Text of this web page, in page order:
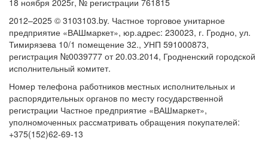
18 ноября 2025г, № регистрации 761815
2012–2025 © 3103103.by. Частное торговое унитарное
предприятие «ВАШмаркет», юр.адрес: 230023, г. Гродно, ул.
Тимирязева 10/1 помещение 32., УНП 591000873,
регистрация №0039777 от 20.03.2014, Гродненский городской
исполнительный комитет.
Номер телефона работников местных исполнительных и
распорядительных органов по месту государственной
регистрации Частное предприятие «ВАШмаркет»,
уполномоченных рассматривать обращения покупателей:
+375(152)62-69-13